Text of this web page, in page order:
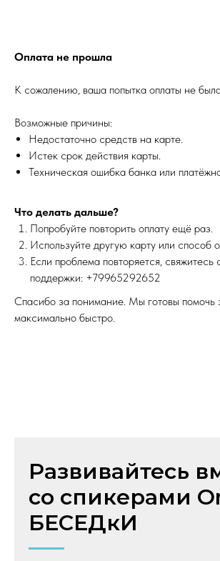
Оплата не прошла
К сожалению, ваша попытка оплаты не
Возможные причины:
Недостаточно средств на карте.
Истек срок действия карты.
Техническая ошибка банка или
Что делать дальше?
Попробуйте повторить оплату ещё раз.
Используйте другую карту или способ
Если проблема повторяется,
поддержки: +79965292652
Спасибо за понимание. Мы готовы помочь
максимально быстро.
Развивайтесь
со спикерами
БЕСЕДкИ